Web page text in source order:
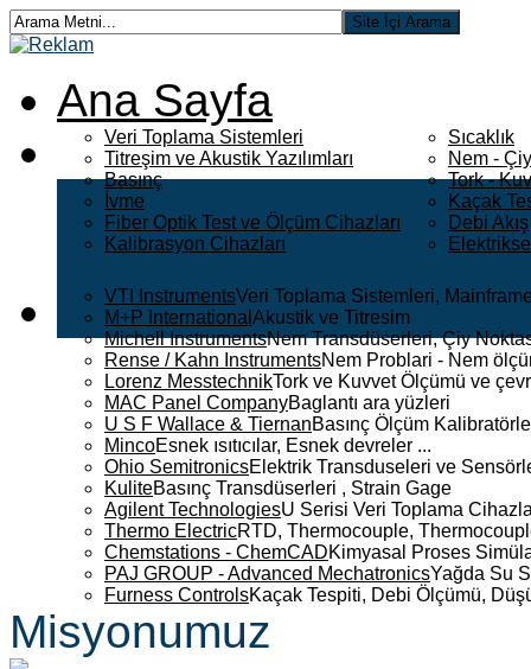
Ana Sayfa
Veri Toplama Sistemleri
Titreşim ve Akustik Yazılımları
Basınç
İvme
Fiber Optik Test ve Ölçüm Cihazları
Kalibrasyon Cihazları
Sıcaklık
Nem -
Tork -
Kaçak
Debi Akış
VTI InstrumentsVeri Toplama Sistemleri,
M+P International Akustik ve Titresim
Michell InstrumentsNem Transdüserleri, Çiy
Rense / Kahn InstrumentsNem Problari - Nem
Lorenz MesstechnikTork ve Kuvvet Ölçümü ve
MAC Panel CompanyBaglantı ara yüzleri
U S F Wallace & TiernanBasınç Ölçüm
MincoEsnek ısıtıcılar, Esnek devreler ...
Ohio SemitronicsElektrik Transduseleri ve
KuliteBasınç Transdüserleri , Strain Gage
Agilent TechnologiesU Serisi Veri Toplama
Thermo ElectricRTD, Thermocouple,
Chemstations - ChemCADKimyasal Proses
PAJ GROUP - Advanced MechatronicsYağda Su
Furness ControlsKaçak Tespiti, Debi Ölçümü,
Misyonumuz